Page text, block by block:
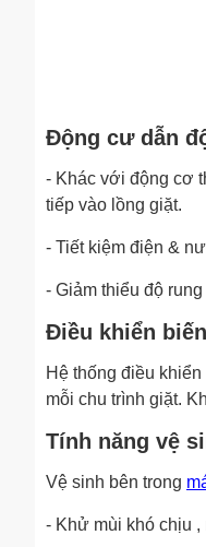
Động cư dẫn
- Khác với động cơ
tiếp vào lồng giặt.
- Tiết kiệm điện &
- Giảm thiểu độ
Điều khiển
Hệ thống điều
mỗi chu trình giặt.
Tính năng vệ
Vệ sinh bên trong
- Khử mùi khó chịu ,